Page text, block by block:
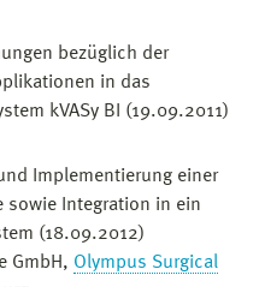
bezüglich der
in das
kVASy BI (19.09.2011)
Implementierung einer
sowie Integration in ein
(18.09.2012)
GmbH, Olympus Surgical